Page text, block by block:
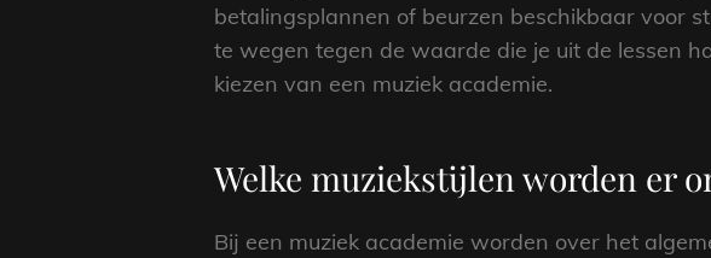
betalingsplannen of beurzen beschikbaar voor
te wegen tegen de waarde die je uit de lessen
kiezen van een muziek academie.
Welke muziekstijlen worden er
Bij een muziek academie worden over het